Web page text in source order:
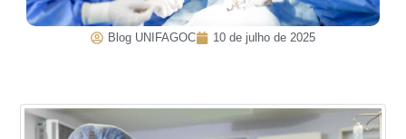
Blog UNIFAGOC 10 de julho de 2025